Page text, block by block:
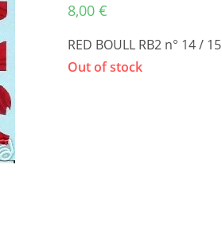
8,00€
RED BOULL RB2 n° 14 / 15
Out of stock